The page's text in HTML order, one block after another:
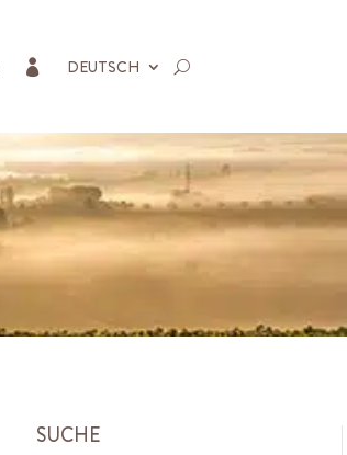
 DEUTSCH
SUCHE